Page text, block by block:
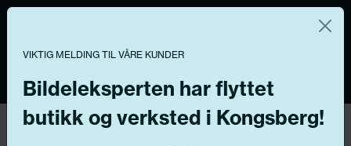
Tilbake
Vi og våre forretningspartnere bruker teknologier,
inkludert informasjonskapsler/«cookies» til å samle
informasjon om deg for forskjellige formål, inkludert:
Funksjonelle, Statistiske, Markedsføring
VIKTIG MELDING TIL VÅRE KUNDER
Bildeleksperten har flyttet
butikk og verksted i Kongsberg!